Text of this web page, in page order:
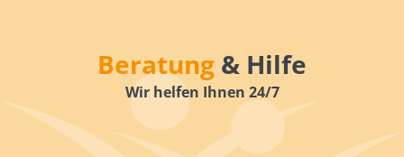
Beratung & Hilfe
Wir helfen Ihnen 24/7